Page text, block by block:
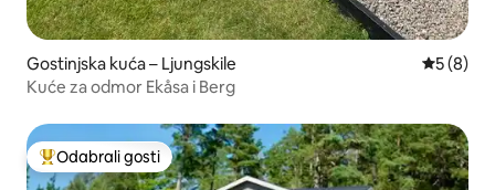
Gostinjska kuća – Ljungskile
5 (8)
Kuće za odmor Ekåsa i Berg
Među najviše rangiranima s oznakom „Odabrali gosti”
Odabrali gosti